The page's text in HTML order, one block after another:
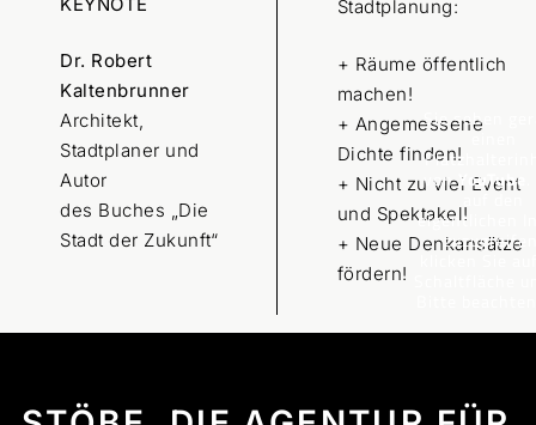
Dr. Robert
Kaltenbrunner
Architekt,
Stadtplaner und
Autor
des Buches „Die
Stadt der Zukunft“
Stadtplanung:
+ Räume öffentlich
machen!
+ Angemessene
Dichte finden!
+ Nicht zu viel Event
und Spektakel!
+ Neue Denkansätze
fördern!
Sie sehen
einen
vonYouTube
auf den
eigentlichen
klicken Sie
an
Mehr